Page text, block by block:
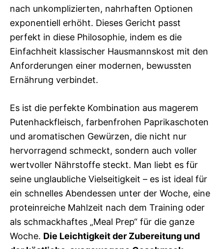
nach unkomplizierten, nahrhaften Optionen
exponentiell erhöht. Dieses Gericht passt
perfekt in diese Philosophie, indem es die
Einfachheit klassischer Hausmannskost mit den
Anforderungen einer modernen, bewussten
Ernährung verbindet.
Es ist die perfekte Kombination aus magerem
Putenhackfleisch, farbenfrohen Paprikaschoten
und aromatischen Gewürzen, die nicht nur
hervorragend schmeckt, sondern auch voller
wertvoller Nährstoffe steckt. Man liebt es für
seine unglaubliche Vielseitigkeit – es ist ideal für
ein schnelles Abendessen unter der Woche, eine
proteinreiche Mahlzeit nach dem Training oder
als schmackhaftes „Meal Prep“ für die ganze
Woche. Die Leichtigkeit der Zubereitung und